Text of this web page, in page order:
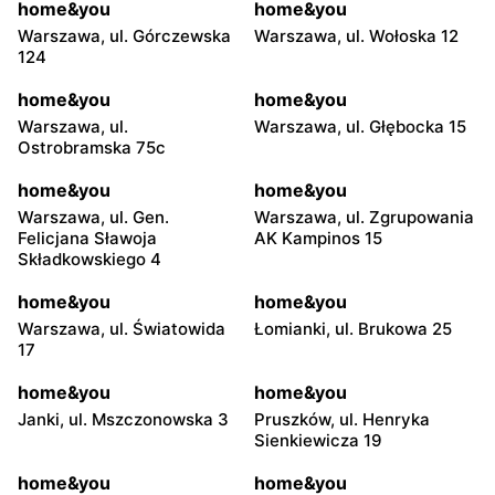
home&you
Warszawa, ul. Górczewska
124
home&you
Warszawa, ul. Wołoska 12
home&you
Warszawa, ul.
Ostrobramska 75c
home&you
Warszawa, ul. Głębocka 15
home&you
Warszawa, ul. Gen.
Felicjana Sławoja
Składkowskiego 4
home&you
Warszawa, ul. Zgrupowania
AK Kampinos 15
home&you
Warszawa, ul. Światowida
17
home&you
Łomianki, ul. Brukowa 25
home&you
Janki, ul. Mszczonowska 3
home&you
Pruszków, ul. Henryka
Sienkiewicza 19
home&you home&you